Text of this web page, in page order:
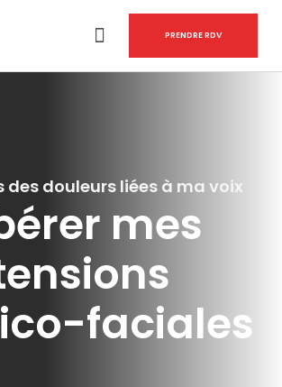
PRENDRE RDV
des douleurs liées à ma voix
mes
faciales